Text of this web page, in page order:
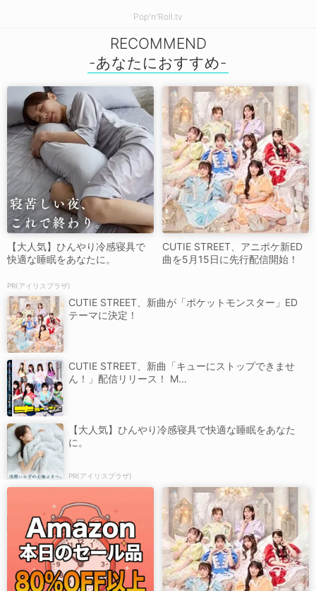
Pop'n'Roll.tv
RECOMMEND
【大人気】ひんやり冷感寝具で
快適な睡眠をあなたに。
PR(アイリスプラザ)
CUTIE STREET、アニポケ新ED
曲を5月15日に先行配信開始！
CUTIE STREET、新曲が「ポケットモンスター」ED
テーマに決定！
CUTIE STREET、新曲「キューにストップできませ
ん！」配信リリース！ M...
【大人気】ひんやり冷感寝具で快適な睡眠をあなた
に。
PR(アイリスプラザ)